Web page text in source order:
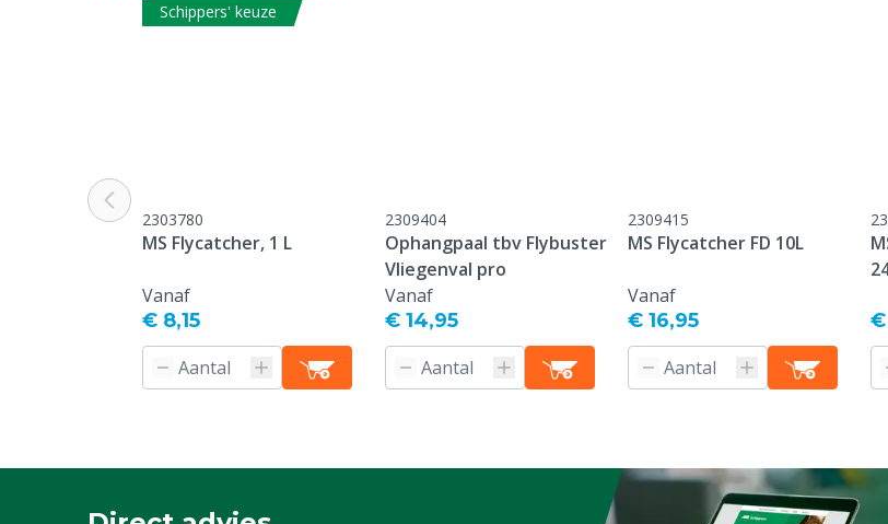
Type bestrijdingsmiddel
Schippers' keuze
2303780
MS Flycatcher, 1 L
Vanaf
€ 8,15
2309404
Ophangpaal tbv Flybuster
Vliegenval pro
Vanaf
€ 14,95
2309415
MS Flycatcher FD 10L
Vanaf
€ 16,95
€